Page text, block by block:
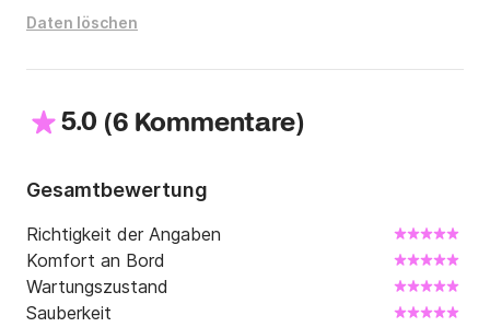
Daten löschen
5.0 (6 Kommentare)
Gesamtbewertung
Richtigkeit der Angaben
Komfort an Bord
Wartungszustand
Sauberkeit